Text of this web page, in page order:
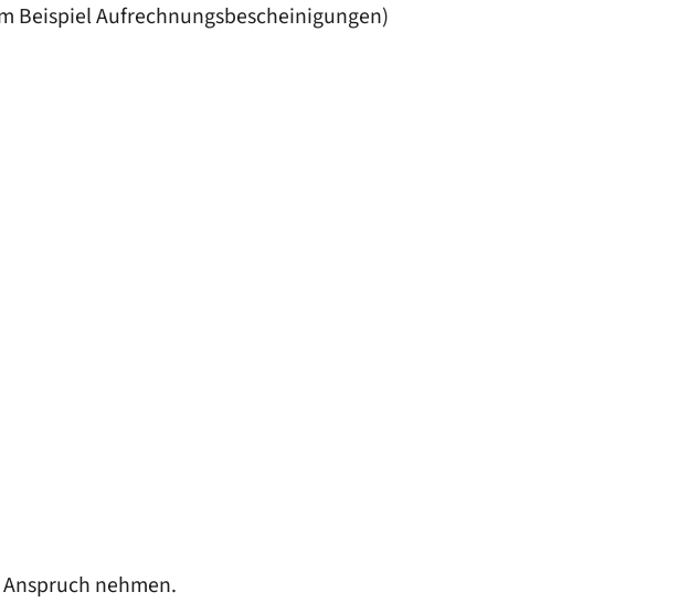
Beispiel Aufrechnungsbescheinigungen)
nehmen.